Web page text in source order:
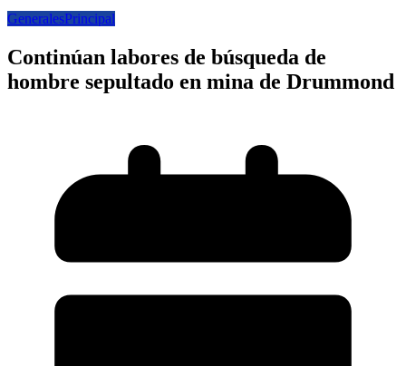
GeneralesPrincipal
Continúan labores de búsqueda de
hombre sepultado en mina de Drummond